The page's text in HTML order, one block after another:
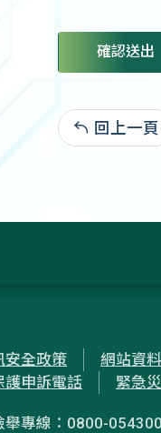
確認送出
回上一頁
安全政策 網站資
護申訴電話
緊急
舉專線：0800-054300